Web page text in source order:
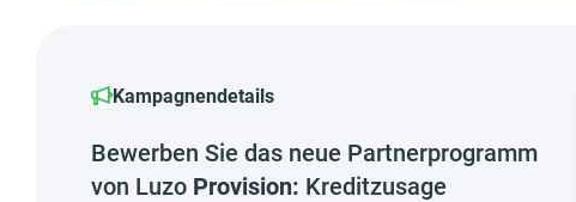
Kampagnendetails
Bewerben Sie das neue Partnerprogramm
von Luzo Provision: Kreditzusage